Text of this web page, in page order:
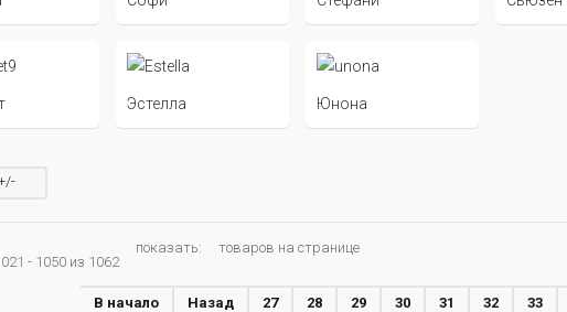
Эстелла Юнона
- 1050 из 1062
показать: товаров на странице
В начало Назад 27 28 29 30 31 32 33